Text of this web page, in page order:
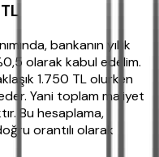
bankanın yıllık
olarak kabul edelim.
1.750 TL olurken
Yani toplam maliyet
Bu hesaplama,
orantılı olarak